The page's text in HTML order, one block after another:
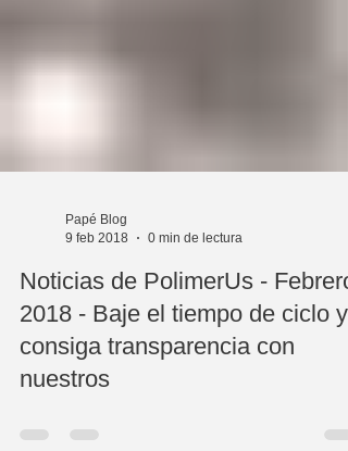
9 feb 2018
0 min de lectura
Noticias de PolimerUs - Febrero
2018 - Baje el tiempo de ciclo y
consiga transparencia con